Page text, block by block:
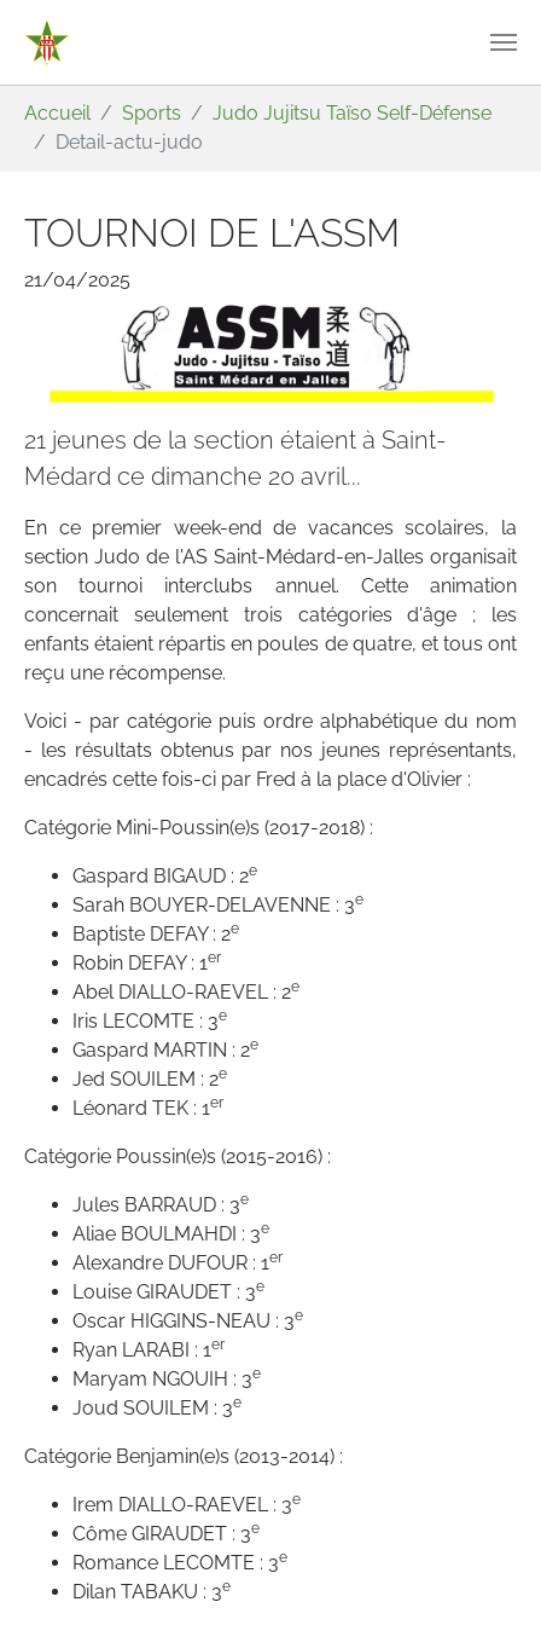
Accueil Sports
Judo Jujitsu Taïso Self-Défense
Detail-actu-judo
TOURNOI DE L'ASSM
21/04/2025
21 jeunes de la section étaient à Saint-
Médard ce dimanche 20 avril...
En ce premier week-end de vacances scolaires, la
section Judo de l'AS Saint-Médard-en-Jalles organisait
son tournoi interclubs annuel. Cette animation
concernait seulement trois catégories d'âge ; les
enfants étaient répartis en poules de quatre, et tous ont
reçu une récompense.
Voici - par catégorie puis ordre alphabétique du nom
- les résultats obtenus par nos jeunes représentants,
encadrés cette fois-ci par Fred à la place d'Olivier :
Catégorie Mini-Poussin(e)s (2017-2018) :
Gaspard BIGAUD : 2e
Sarah BOUYER-DELAVENNE : 3e
Baptiste DEFAY : 2e
Robin DEFAY : 1er
Abel DIALLO-RAEVEL : 2e
Iris LECOMTE : 3e
Gaspard MARTIN : 2e
Jed SOUILEM : 2e
Léonard TEK : 1er
Catégorie Poussin(e)s (2015-2016) :
Jules BARRAUD : 3e
Aliae BOULMAHDI : 3e
Alexandre DUFOUR : 1er
Louise GIRAUDET : 3e
Oscar HIGGINS-NEAU : 3e
Ryan LARABI : 1er
Maryam NGOUIH : 3e
Joud SOUILEM : 3e
Catégorie Benjamin(e)s (2013-2014) :
Irem DIALLO-RAEVEL : 3e
Côme GIRAUDET : 3e
Romance LECOMTE : 3e
Dilan TABAKU : 3e